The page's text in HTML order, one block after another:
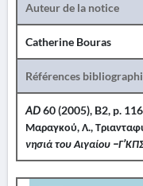
Auteur de la notice
Catherine Bouras
Références
AD60 (2005), B2, p.
Μαραγκού, Λ.,
νησιά του Αιγαίου